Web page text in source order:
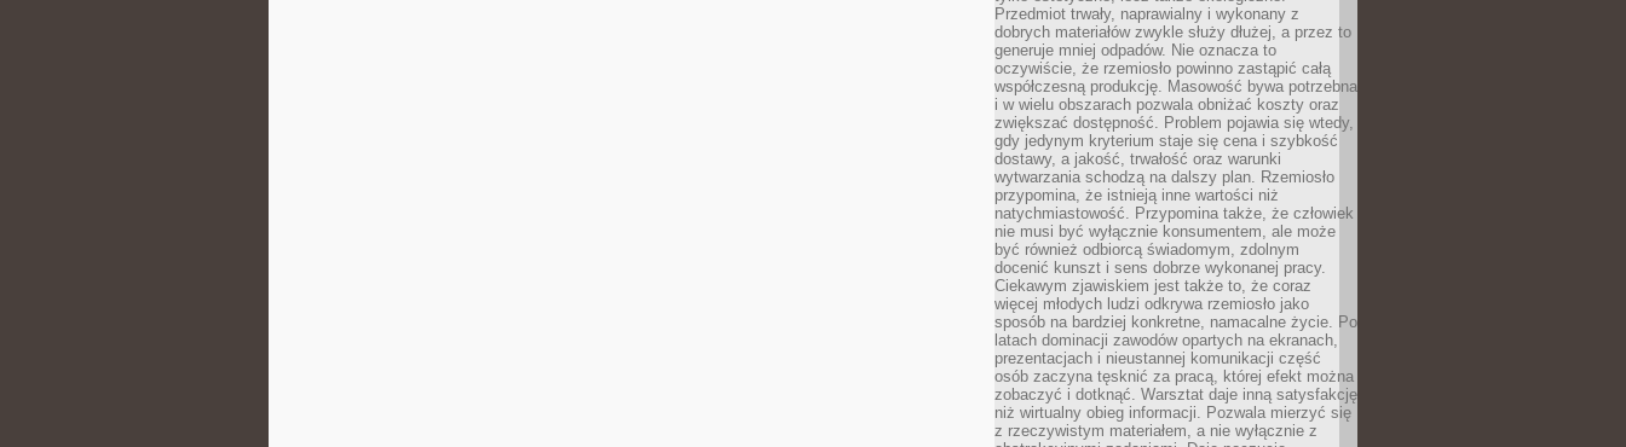
Przedmiot trwały, naprawialny i wykonany z
dobrych materiałów zwykle służy dłużej, a przez to
generuje mniej odpadów. Nie oznacza to
oczywiście, że rzemiosło powinno zastąpić całą
współczesną produkcję. Masowość bywa potrzebna
i w wielu obszarach pozwala obniżać koszty oraz
zwiększać dostępność. Problem pojawia się wtedy,
gdy jedynym kryterium staje się cena i szybkość
dostawy, a jakość, trwałość oraz warunki
wytwarzania schodzą na dalszy plan. Rzemiosło
przypomina, że istnieją inne wartości niż
natychmiastowość. Przypomina także, że człowiek
nie musi być wyłącznie konsumentem, ale może
być również odbiorcą świadomym, zdolnym
docenić kunszt i sens dobrze wykonanej pracy.
Ciekawym zjawiskiem jest także to, że coraz
więcej młodych ludzi odkrywa rzemiosło jako
sposób na bardziej konkretne, namacalne życie. Po
latach dominacji zawodów opartych na ekranach,
prezentacjach i nieustannej komunikacji część
osób zaczyna tęsknić za pracą, której efekt można
zobaczyć i dotknąć. Warsztat daje inną satysfakcję
niż wirtualny obieg informacji. Pozwala mierzyć się
z rzeczywistym materiałem, a nie wyłącznie z